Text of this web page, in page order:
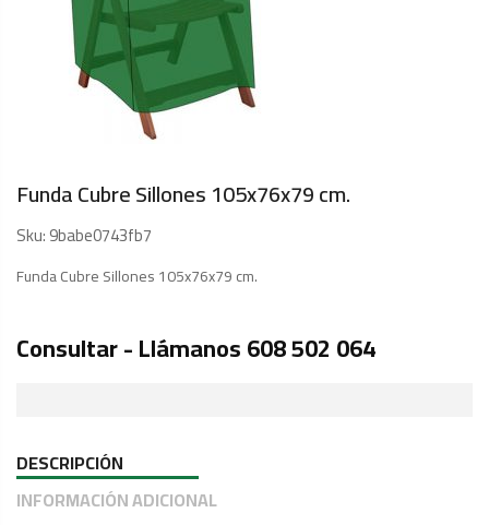
Funda Cubre Sillones 105x76x79 cm.
Sku:9babe0743fb7
Funda Cubre Sillones 105x76x79 cm.
Consultar - Llámanos 608 502 064
DESCRIPCIÓN
INFORMACIÓN ADICIONAL